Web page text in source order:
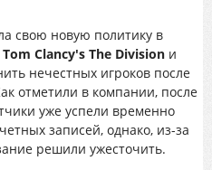
свою новую политику в
Tom Clancy's The Divisionи
нечестных игроков после
отметили в компании, после
уже успели временно
записей, однако, из-за
решили ужесточить.